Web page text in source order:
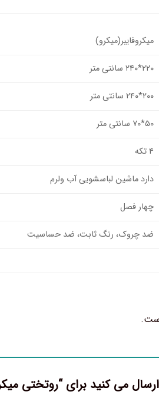
میکروفایبر(میکرو)
۲۲۰*۲۴۰ سانتی متر
۲۰۰*۲۴۰ سانتی متر
۵۰*۷۰ سانتی متر
۴ تکه
دارد ماشین لباسشویی آب ولرم
چهار فصل
ضد چروک، رنگ ثابت، ضد حساسیت
می کنید برای “روتختی